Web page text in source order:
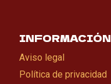
INFORMACIÓN
Aviso legal
Política de privacidad